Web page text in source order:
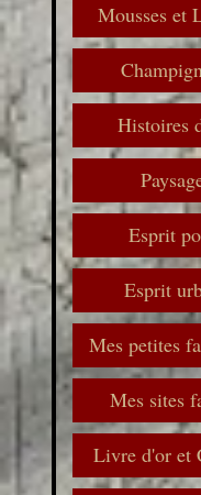
Mousses et
Histoires
Esprit
Esprit
Mes petites
Mes sites
Livre d'or et